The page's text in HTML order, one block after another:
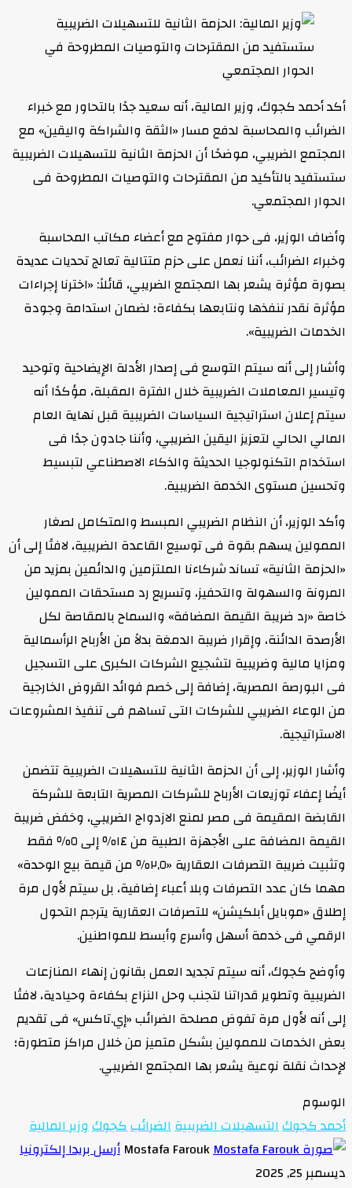
أكد أحمد كجوك، وزير المالية، أنه سعيد جدًا بالتحاور مع خبراء
الضرائب والمحاسبة لدفع مسار «الثقة والشراكة واليقين» مع
المجتمع الضريبي، موضحًا أن الحزمة الثانية للتسهيلات الضريبية
ستستفيد بالتأكيد من المقترحات والتوصيات المطروحة فى
الحوار المجتمعي.
وأضاف الوزير، فى حوار مفتوح مع أعضاء مكاتب المحاسبة
وخبراء الضرائب، أننا نعمل على حزم متتالية تعالج تحديات عديدة
بصورة مؤثرة يشعر بها المجتمع الضريبي، قائلاً: «اخترنا إجراءات
مؤثرة نقدر ننفذها ونتابعها بكفاءة؛ لضمان استدامة وجودة
الخدمات الضريبية».
وأشار إلى أنه سيتم التوسع فى إصدار الأدلة الإيضاحية وتوحيد
وتيسير المعاملات الضريبية خلال الفترة المقبلة، مؤكدًا أنه
سيتم إعلان استراتيجية السياسات الضريبية قبل نهاية العام
المالي الحالي لتعزيز اليقين الضريبي، وأننا جادون جدًا فى
استخدام التكنولوجيا الحديثة والذكاء الاصطناعي لتبسيط
وتحسين مستوى الخدمة الضريبية.
وأكد الوزير، أن النظام الضريبي المبسط والمتكامل لصغار
الممولين يسهم بقوة فى توسيع القاعدة الضريبية، لافتًا إلى أن
«الحزمة الثانية» تساند شركاءنا الملتزمين والدائمين بمزيد من
المرونة والسهولة والتحفيز، وتسريع رد مستحقات الممولين
خاصة «رد ضريبة القيمة المضافة» والسماح بالمقاصة لكل
الأرصدة الدائنة، وإقرار ضريبة الدمغة بدلاً من الأرباح الرأسمالية
ومزايا مالية وضريبية لتشجيع الشركات الكبرى على التسجيل
فى البورصة المصرية، إضافة إلى خصم فوائد القروض الخارجية
من الوعاء الضريبي للشركات التى تساهم فى تنفيذ المشروعات
الاستراتيجية.
وأشار الوزير، إلى أن الحزمة الثانية للتسهيلات الضريبية تتضمن
أيضًا إعفاء توزيعات الأرباح للشركات المصرية التابعة للشركة
القابضة المقيمة فى مصر لمنع الازدواج الضريبي، وخفض ضريبة
القيمة المضافة على الأجهزة الطبية من ١٤٪ إلى ٥٪ فقط
وتثبيت ضريبة التصرفات العقارية «٢,٥٪ من قيمة بيع الوحدة»
مهما كان عدد التصرفات وبلا أعباء إضافية، بل سيتم لأول مرة
إطلاق «موبايل أبلكيشن» للتصرفات العقارية يترجم التحول
الرقمي فى خدمة أسهل وأسرع وأبسط للمواطنين.
وأوضح كجوك، أنه سيتم تجديد العمل بقانون إنهاء المنازعات
الضريبية وتطوير قدراتنا لتجنب وحل النزاع بكفاءة وحيادية، لافتًا
إلى أنه لأول مرة تفوض مصلحة الضرائب «إي.تاكس» فى تقديم
بعض الخدمات للممولين بشكل متميز من خلال مراكز متطورة؛
لإحداث نقلة نوعية يشعر بها المجتمع الضريبي.
الوسوم
أحمد كجوكالتسهيلات الضريبيةالضرائبكجوكوزير المالية
Mostafa Farouk أرسل بريدا إلكترونيا
ديسمبر 25, 2025